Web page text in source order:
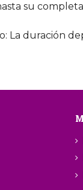
su
La duración